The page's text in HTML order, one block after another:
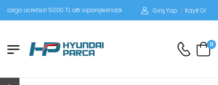
5000 TL altı siparişlerinizde siparişleriniz alıcı ödemeli gönderilir.
Giriş Yap / Kayıt Ol
0